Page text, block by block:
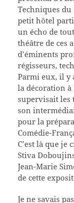
Techniques du
petit hôtel
un écho de
théâtre de ces
d’éminents
régisseurs,
Parmi eux, il y
la décoration à
supervisait les
son
pour la
Comédie-
C’est là que
Stiva
Jean-Marie
de cette
Je ne savais